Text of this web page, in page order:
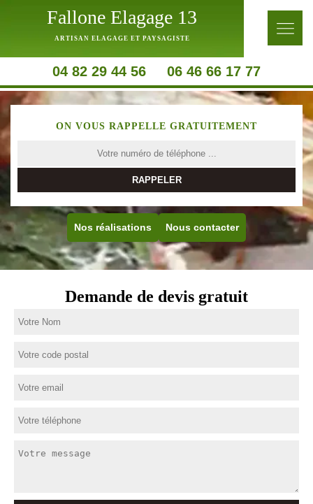
Fallone Elagage 13
ARTISAN ELAGAGE ET PAYSAGISTE
04 82 29 44 56 06 46 66 17 77
ON VOUS RAPPELLE GRATUITEMENT
Nos réalisations Nous contacter
Demande de devis gratuit